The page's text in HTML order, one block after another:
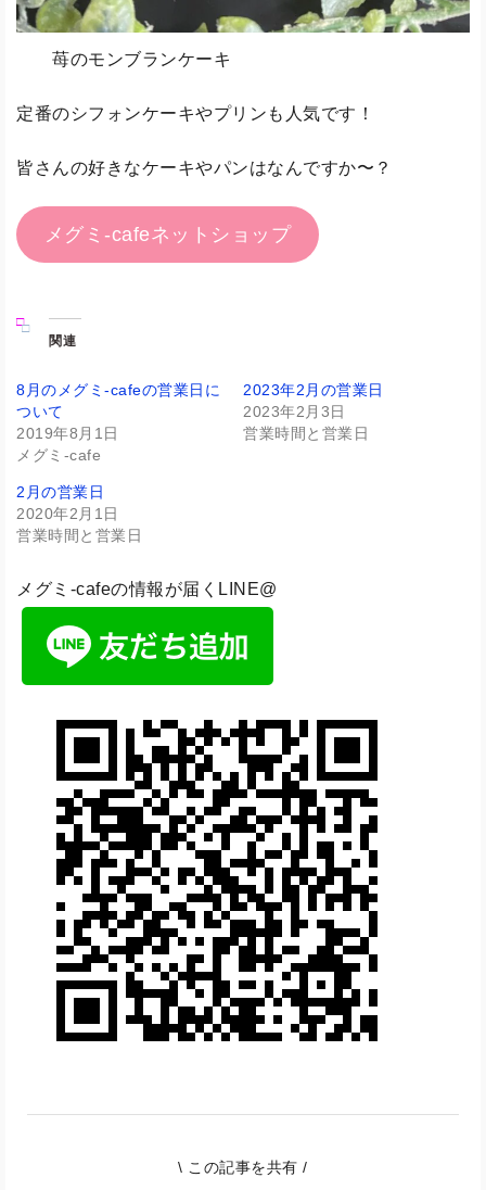
苺のモンブランケーキ
定番のシフォンケーキやプリンも人気です！
皆さんの好きなケーキやパンはなんですか〜？
メグミ-cafeネットショップ
関連
8月のメグミ-cafeの営業日に
ついて
2019年8月1日
メグミ-cafe
2023年2月の営業日
2023年2月3日
営業時間と営業日
2月の営業日
2020年2月1日
営業時間と営業日
メグミ-cafeの情報が届くLINE@
\ この記事を共有 /